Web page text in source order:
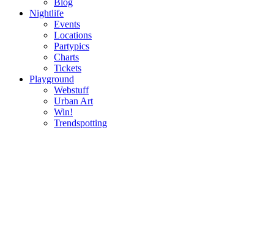
Nightlife
Events
Locations
Partypics
Charts
Tickets
Playground
Webstuff
Urban Art
Win!
Trendspotting